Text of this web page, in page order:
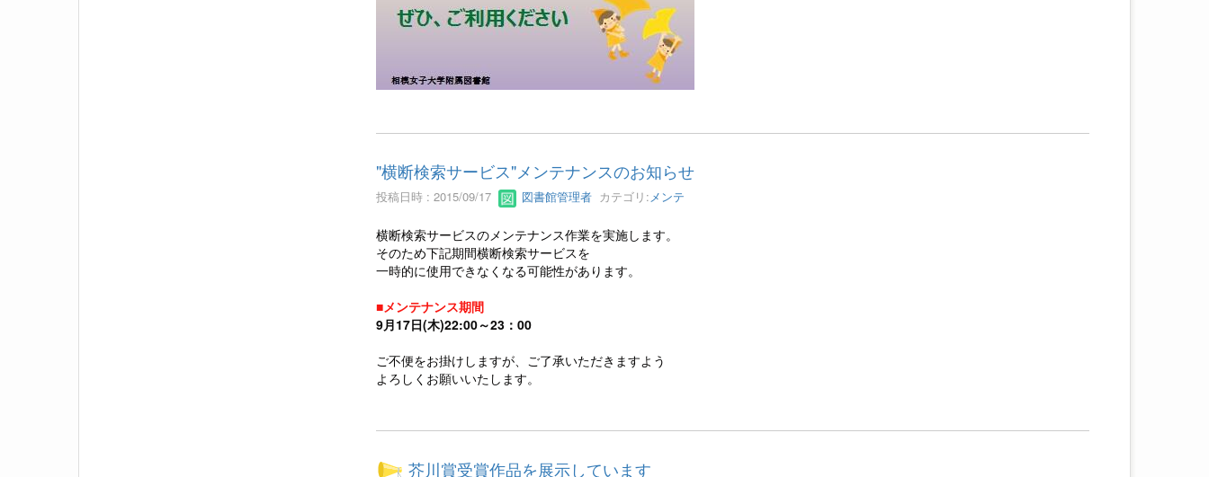
"横断検索サービス"メンテナンスのお知らせ
投稿日時 : 2015/09/17 図書館管理者カテゴリ:メンテ
横断検索サービスのメンテナンス作業を実施します。
そのため下記期間横断検索サービスを
一時的に使用できなくなる可能性があります。
■メンテナンス期間
9月17日(木)22:00～23：00
ご不便をお掛けしますが、ご了承いただきますよう
よろしくお願いいたします。
芥川賞受賞作品を展示しています